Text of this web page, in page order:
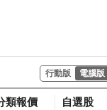
行動版 電腦版
類報價 自選股